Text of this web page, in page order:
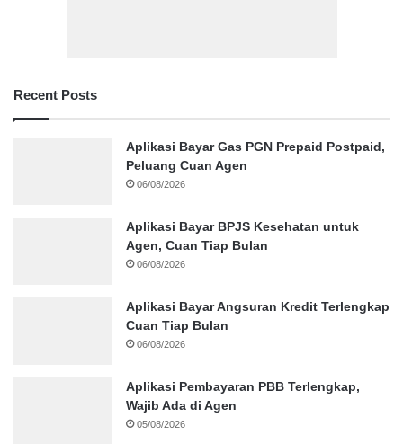
Recent Posts
Aplikasi Bayar Gas PGN Prepaid Postpaid,
Peluang Cuan Agen
06/08/2026
Aplikasi Bayar BPJS Kesehatan untuk
Agen, Cuan Tiap Bulan
06/08/2026
Aplikasi Bayar Angsuran Kredit Terlengkap
Cuan Tiap Bulan
06/08/2026
Aplikasi Pembayaran PBB Terlengkap,
Wajib Ada di Agen
05/08/2026